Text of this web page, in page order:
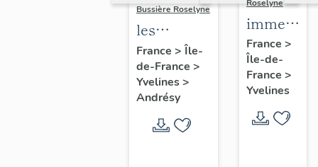
Bussière Roselyne
les
immeubles,
maisons et
fermes du
canton
d'Andrésy
France > Île-
de-France >
Yvelines>
Andrésy
Roselyne
maisons,
fermes
France >
Île-de-
France >
Yvelines